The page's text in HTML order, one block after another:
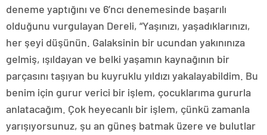
deneme yaptığını ve 6’ncı denemesinde başarılı
olduğunu vurgulayan Dereli, “Yaşınızı, yaşadıklarınızı,
her şeyi düşünün. Galaksinin bir ucundan yakınınıza
gelmiş, ışıldayan ve belki yaşamın kaynağının bir
parçasını taşıyan bu kuyruklu yıldızı yakalayabildim. Bu
benim için gurur verici bir işlem, çocuklarıma gururla
anlatacağım. Çok heyecanlı bir işlem, çünkü zamanla
yarışıyorsunuz, şu an güneş batmak üzere ve bulutlar